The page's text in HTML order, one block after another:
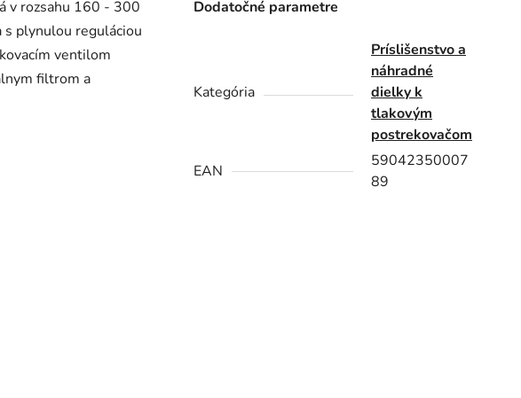
v rozsahu 160 - 300
s plynulou reguláciou
ventilom
filtrom a
Dodatočné parametre
Kategória
Príslišenstvo a
náhradné
dielky k
tlakovým
postrekovačom
EAN
59042350007
89